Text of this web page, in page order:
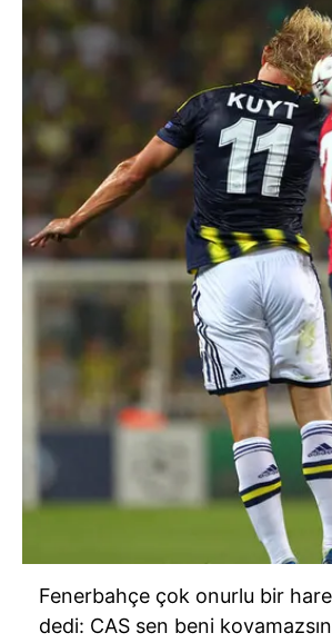
reklam/pazarlama faaliyetlerinin
sınırlı olarak açık rızanız dahilinde
Çerezlere ilişkin tercihlerinizi aşağıda
vasıtasıyla belirleyebilirsiniz. Çerezlere
için Ayarlar butonuna tıklayabilir,Çerez
Metnimizi
ziyaret edebilirsiniz.
6698 sayılı Kişisel Verilerin Korunması
hazırlanmış Aydınlatma Metnimizi
ilgili mevzuata uygun olarak kullanılan
almak için lütfen
tıklayınız .
Fenerbahçe çok onurlu bir
dedi: CAS sen beni